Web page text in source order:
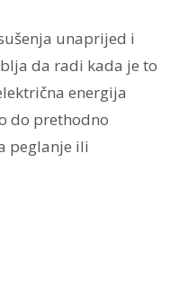
unaprijed i
da radi kada je to
energija
do prethodno
peglanje ili